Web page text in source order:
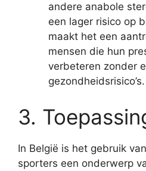
andere anabole
een lager risico op
maakt het een
mensen die hun
verbeteren zonder
gezondheidsrisico’s.
3.
In België is het gebruik
sporters een onderwerp